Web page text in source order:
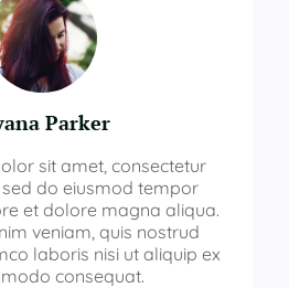
Parker
sit amet, consectetur
do eiusmod tempor
et dolore magna aliqua.
veniam, quis nostrud
laboris nisi ut aliquip ex
consequat.